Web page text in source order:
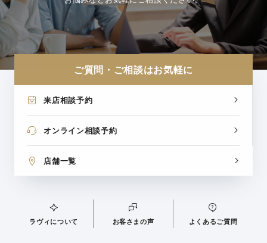
ご質問・ご相談はお気軽に
来店相談予約
オンライン相談予約
店舗一覧
ラヴィについて お客さまの声 よくあるご質問